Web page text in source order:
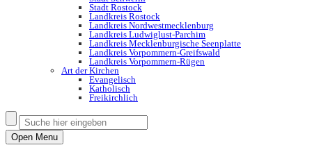
Stadt Rostock
Landkreis Rostock
Landkreis Nordwestmecklenburg
Landkreis Ludwiglust-Parchim
Landkreis Mecklenburgische Seenplatte
Landkreis Vorpommern-Greifswald
Landkreis Vorpommern-Rügen
Art der Kirchen
Evangelisch
Katholisch
Freikirchlich
Open Menu